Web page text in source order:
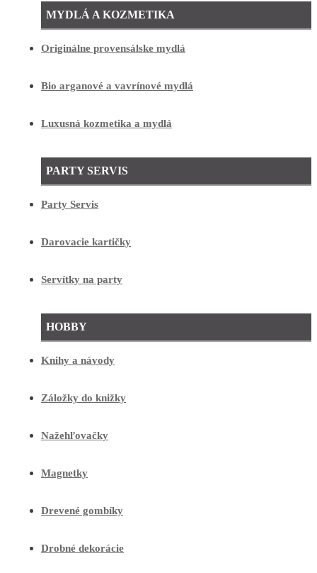
MYDLÁ A KOZMETIKA
Originálne provensálske mydlá
Bio arganové a vavrínové mydlá
Luxusná kozmetika a mydlá
PARTY SERVIS
Party Servis
Darovacie kartičky
Servítky na party
HOBBY
Knihy a návody
Záložky do knižky
Nažehľovačky
Magnetky
Drevené gombíky
Drobné dekorácie